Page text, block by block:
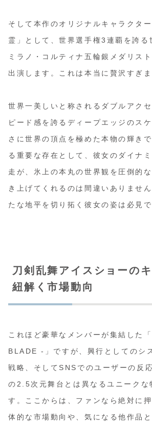
そして本作のオリジナルキャラクタ
霊」として、世界選手権3連覇を誇る
ミラノ・コルティナ五輪銀メダリス
出演します。これは本当に贅沢すぎま
世界一美しいと称されるダブルアク
ピード感を誇るディープエッジのス
さに世界の頂点を極めた本物の輝き
る重要な存在として、彼女のダイナ
走が、氷上の本丸の世界観を圧倒的
き上げてくれるのは間違いありませ
たな地平を切り拓く彼女の姿は必見で
刀剣乱舞アイスショーの
紐解く市場動向
これほど豪華なメンバーが集結した
BLADE -」ですが、興行としてのシ
戦略、そしてSNSでのユーザーの反
の2.5次元舞台とは異なるユニークな
す。ここからは、ファンなら絶対に
体的な市場動向や、気になる他作品